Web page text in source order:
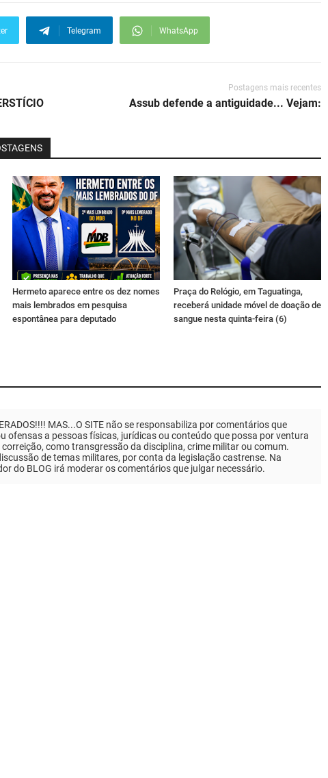
Telegram WhatsApp
Postagens mais recentes
Assub defende a antiguidade... Vejam:
Hermeto aparece entre os dez nomes
mais lembrados em pesquisa
espontânea para deputado
Praça do Relógio, em Taguatinga,
receberá unidade móvel de doação de
sangue nesta quinta-feira (6)
MAS...O SITE não se responsabiliza por comentários que
ofensas a pessoas físicas, jurídicas ou conteúdo que possa por ventura
como transgressão da disciplina, crime militar ou comum.
de temas militares, por conta da legislação castrense. Na
do BLOG irá moderar os comentários que julgar necessário.